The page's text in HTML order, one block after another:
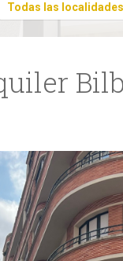
Todas las localidades